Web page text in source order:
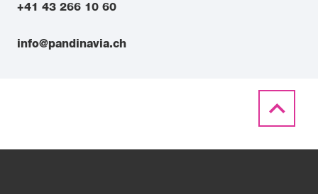
+41 43 266 10 60
info@pandinavia.ch